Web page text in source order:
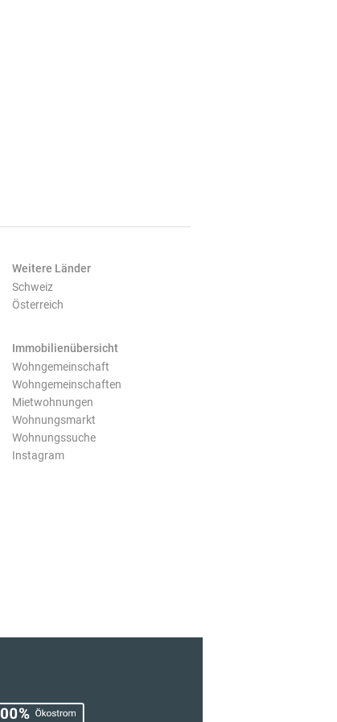
Weitere Länder
Schweiz
Österreich
Immobilienübersicht
Wohngemeinschaft
Wohngemeinschaften
Mietwohnungen
Wohnungsmarkt
Wohnungssuche
Instagram